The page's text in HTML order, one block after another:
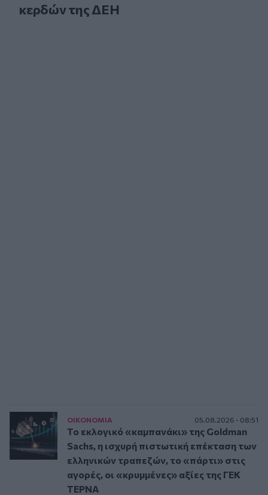
κερδών της ΔΕΗ
ΟΙΚΟΝΟΜΙΑ 05.08.2026 - 08:51
Το εκλογικό «καμπανάκι» της Goldman
Sachs, η ισχυρή πιστωτική επέκταση των
ελληνικών τραπεζών, το «πάρτι» στις
αγορές, οι «κρυμμένες» αξίες της ΓΕΚ
ΤΕΡΝΑ